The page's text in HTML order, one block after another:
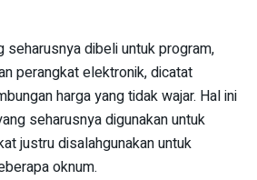
seharusnya dibeli untuk program,
perangkat elektronik, dicatat
harga yang tidak wajar. Hal ini
seharusnya digunakan untuk
justru disalahgunakan untuk
oknum.